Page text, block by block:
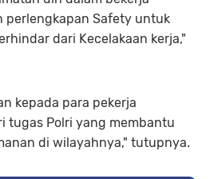
perlengkapan Safety untuk
dari Kecelakaan kerja,"
kepada para pekerja
tugas Polri yang membantu
di wilayahnya," tutupnya.